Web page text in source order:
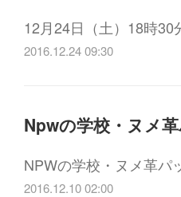
12月24日（土）18時
2016.12.24 09:30
NPWの学校・ヌメ革パ
2016.12.10 02:00